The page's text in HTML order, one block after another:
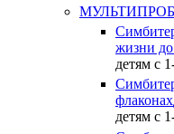
жизни до
детям с
флаконах
детям с